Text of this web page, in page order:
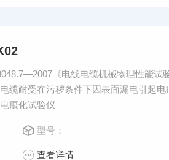
《电线电缆机械物理性能试
缆耐受在污秽条件下因表面漏电引起电
痕化试验仪
型号：
查看详情